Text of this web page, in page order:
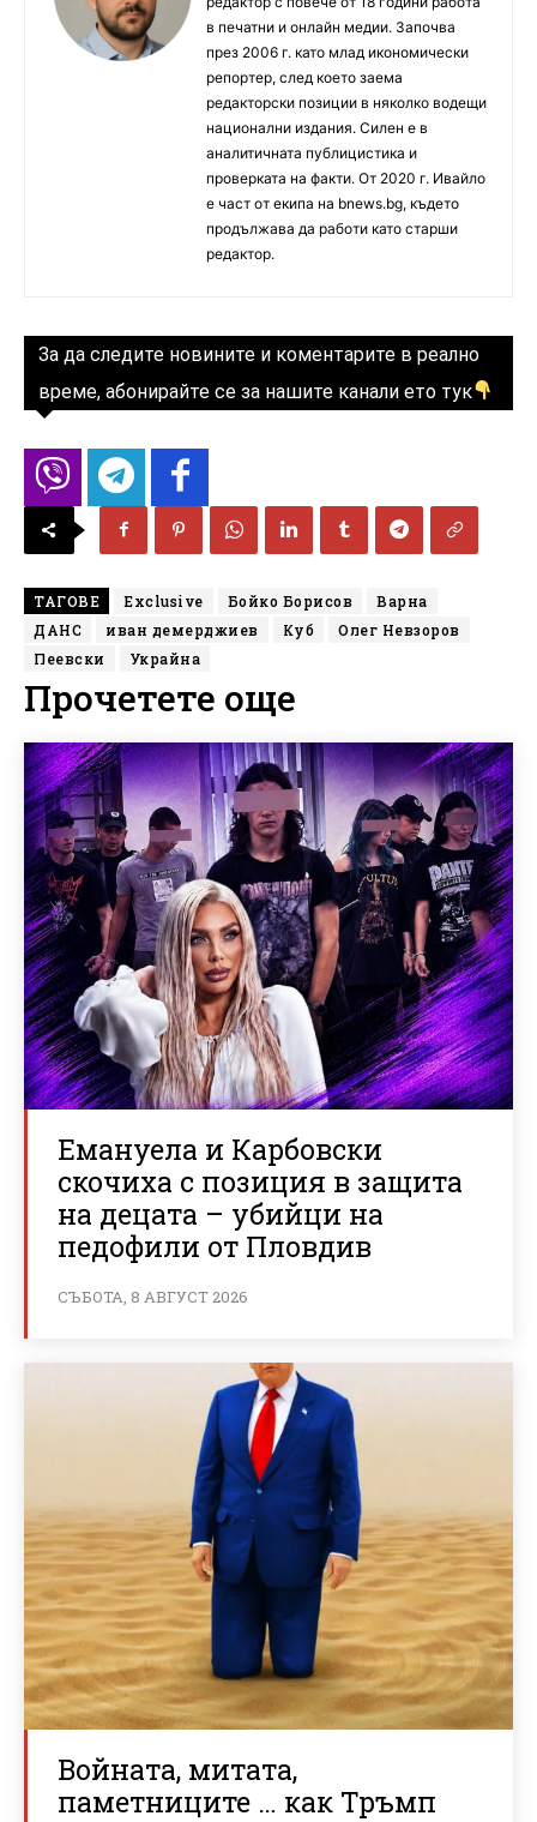
в печатни и онлайн медии. Започва
през 2006 г. като млад икономически
репортер, след което заема
редакторски позиции в няколко водещи
национални издания. Силен е в
аналитичната публицистика и
проверката на факти. От 2020 г. Ивайло
е част от екипа на bnews.bg, където
продължава да работи като старши
редактор.
За да следите новините и коментарите в реално
време, абонирайте се за нашите канали ето тук
ТАГОВЕ Exclusive Бойко Борисов
Варна
ДАНС
иван демерджиев Куб
Олег Невзоров
Пеевски
Украйна
Прочетете още
Емануела и Карбовски
скочиха с позиция в защита
на децата – убийци на
педофили от Пловдив
СЪБОТА, 8 АВГУСТ 2026
Войната, митата,
паметниците … как Тръмп